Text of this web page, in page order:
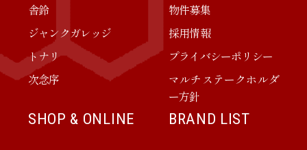
舎鈴
ジャンクガレッジ
トナリ
次念序
物件募集
採用情報
プライバシーポリシー
マルチステークホルダ
ー方針
SHOP & ONLINE BRAND LIST